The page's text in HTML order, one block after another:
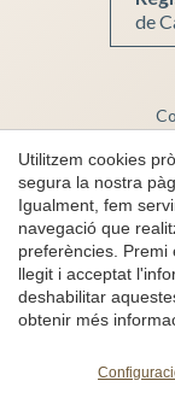
de
Utilitzem cookies
segura la nostra
Igualment, fem
navegació que
preferències. Premi
llegit i acceptat
deshabilitar
obtenir més